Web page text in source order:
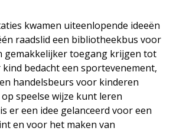
kwamen uiteenlopende ideeën
raadslid een bibliotheekbus voor
gemakkelijker toegang krijgen tot
kind bedacht een sportevenement,
handelsbeurs voor kinderen
speelse wijze kunt leren
er een idee gelanceerd voor een
en voor het maken van